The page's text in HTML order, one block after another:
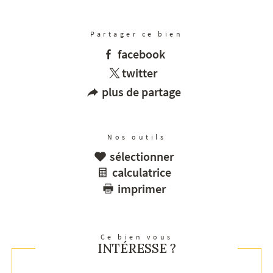
Partager ce bien
facebook
twitter
plus de partage
Nos outils
sélectionner
calculatrice
imprimer
Ce bien vous
INTÉRESSE ?